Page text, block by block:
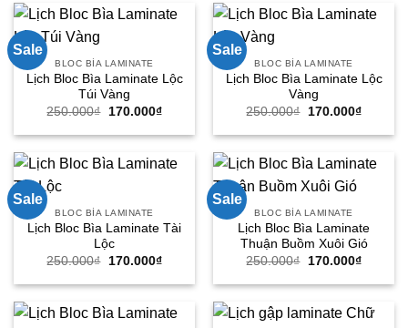
170.000₫.
Sale
BLOC BÌA LAMINATE
Lịch Bloc Bìa Laminate Lộc
Túi Vàng
250.000₫
Giá
là:
170.000₫Giá
tại
170.000₫.
Sale
BLOC BÌA LAMINATE
Lịch Bloc Bìa Laminate Lộc
Vàng
250.000₫
Giá
là:
170.000₫Giá
tại
Sale
BLOC BÌA LAMINATE
Lịch Bloc Bìa Laminate Tài
Lộc
250.000₫
Giá
là:
170.000₫Giá
tại
170.000₫.
Sale
BLOC BÌA LAMINATE
Lịch Bloc Bìa Laminate
Thuận Buồm Xuôi Gió
250.000₫
Giá
là:
170.000₫Giá
tại